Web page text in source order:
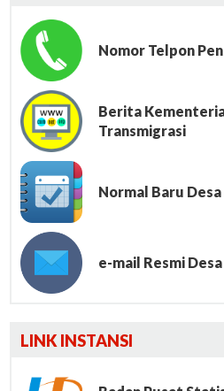
Nomor Telpon
Berita
Transmigrasi
Normal Baru Desa
e-mail Resmi Desa
Lumbung File
LINK INSTANSI